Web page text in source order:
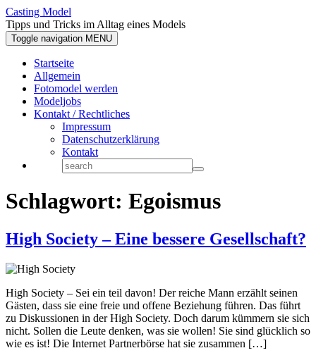
Casting Model
Tipps und Tricks im Alltag eines Models
Toggle navigation MENU
Startseite
Allgemein
Fotomodel werden
Modeljobs
Kontakt / Rechtliches
Impressum
Datenschutzerklärung
Kontakt
Schlagwort: Egoismus
High Society – Eine bessere Gesellschaft?
High Society – Sei ein teil davon! Der reiche Mann erzählt seinen
Gästen, dass sie eine freie und offene Beziehung führen. Das führt
zu Diskussionen in der High Society. Doch darum kümmern sie sich
nicht. Sollen die Leute denken, was sie wollen! Sie sind glücklich so
wie es ist! Die Internet Partnerbörse hat sie zusammen […]